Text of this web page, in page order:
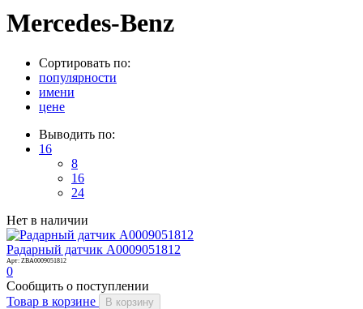
Mercedes-Benz
Сортировать по:
популярности
имени
цене
Выводить по:
16
8
16
24
Нет в наличии
Радарный датчик A0009051812
Арт: ZBA0009051812
0
Сообщить о поступлении
Товар в корзине
В корзину